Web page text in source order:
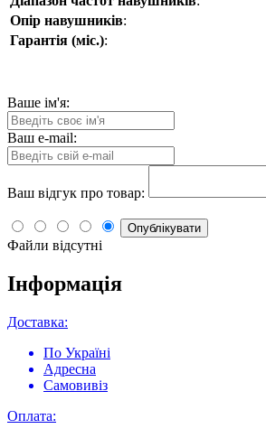
Опір навушників:
Гарантія (міс.):
Ваше ім'я:
Ваш e-mail:
Ваш відгук про товар:
Опублікувати
Файли відсутні
Інформація
Доставка:
По Україні
Адресна
Самовивіз
Оплата: